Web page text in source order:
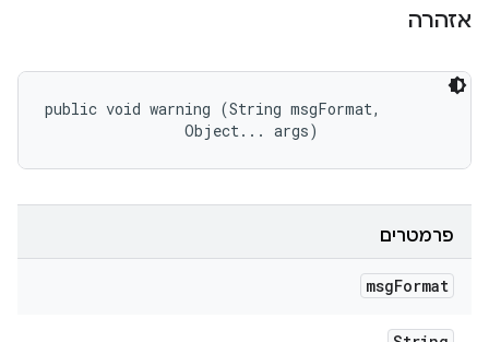
אזהרה
public void warning (String msgFormat,
                Object... args)
פרמטרים
msgFormat